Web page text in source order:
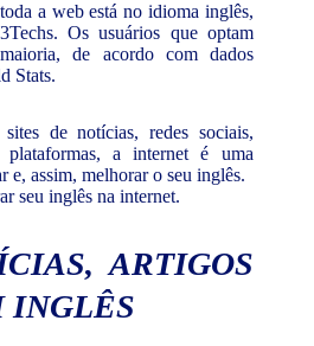
a web está no idioma inglês,
Os usuários que optam
de acordo com dados
Stats.
de notícias, redes sociais,
a internet é uma
e, assim, melhorar o seu inglês.
seu inglês na internet.
ARTIGOS
INGLÊS